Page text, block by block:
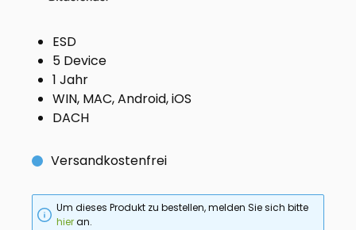
ESD
5 Device
1 Jahr
WIN, MAC, Android, iOS
DACH
Versandkostenfrei
Um dieses Produkt zu bestellen, melden Sie sich bitte
hieran.